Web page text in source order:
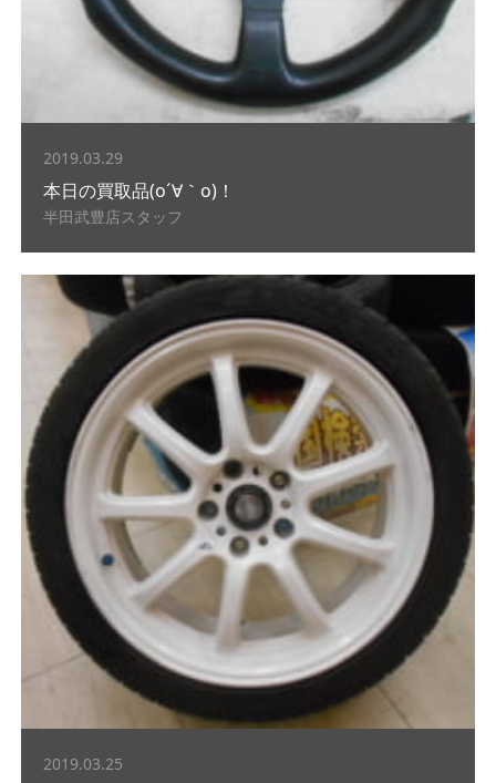
2019.03.29
本日の買取品(o´∀｀o)！
半田武豊店スタッフ
2019.03.25